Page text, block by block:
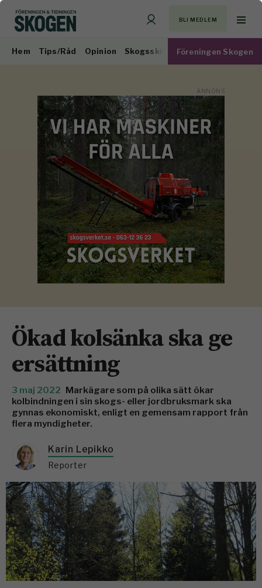
BLI MEDLEM
Hem Tips/Råd Opinion Skogsskötsel Virkesmarknad
Föreningen Skogen
Ökad kolsänka ska ge
ersättning
3 maj 2022 Markägare som på olika sätt ökar
kolbindningen i sin skogs- eller jordbruksmark ska
gynnas ekonomiskt, enligt en gemensam rapport från
flera myndigheter.
Karin Lepikko
Reporter